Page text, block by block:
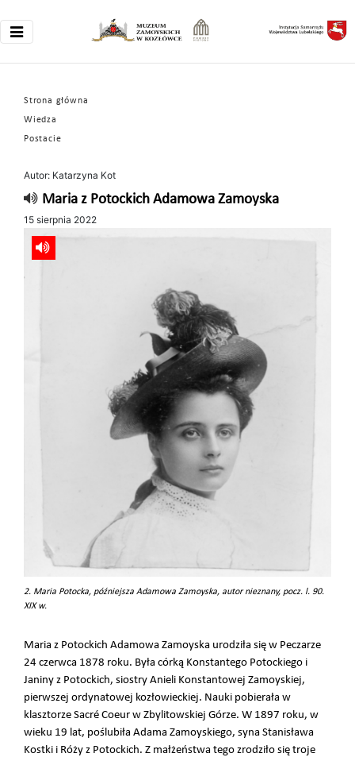
Strona główna
Wiedza
Postacie
Autor: Katarzyna Kot
Maria z Potockich Adamowa Zamoyska
15 sierpnia 2022
2. Maria Potocka, późniejsza Adamowa Zamoyska, autor nieznany, pocz. l. 90.
XIX w.
Maria z Potockich Adamowa Zamoyska urodziła się w Peczarze
24 czerwca 1878 roku. Była córką Konstantego Potockiego i
Janiny z Potockich, siostry Anieli Konstantowej Zamoyskiej,
pierwszej ordynatowej kozłowieckiej. Nauki pobierała w
klasztorze Sacré Coeur w Zbylitowskiej Górze. W 1897 roku, w
wieku 19 lat, poślubiła Adama Zamoyskiego, syna Stanisława
Kostki i Róży z Potockich. Z małżeństwa tego zrodziło się troje